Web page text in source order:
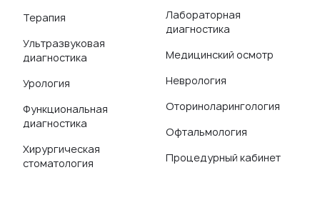
Терапия
Ультразвуковая
диагностика
Урология
Функциональная
диагностика
Хирургическая
стоматология
Лабораторная
диагностика
Медицинский осмотр
Неврология
Оториноларингология
Офтальмология
Процедурный кабинет